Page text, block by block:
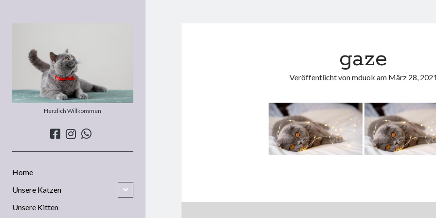
Herzlich Willkommen
facebook
instagram
whatsapp
Home
Unsere Katzen
open
child
Unsere Kitten
gaze
Veröffentlicht vonmduok am März 28,